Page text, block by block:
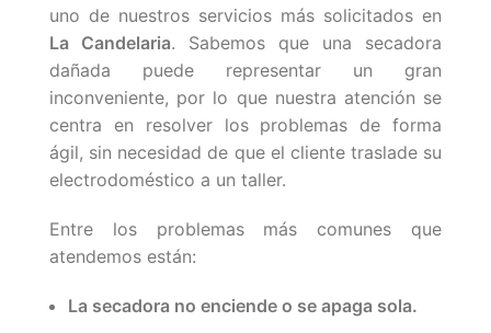
uno de nuestros servicios más solicitados en
La Candelaria. Sabemos que una secadora
dañada puede representar un gran
inconveniente, por lo que nuestra atención se
centra en resolver los problemas de forma
ágil, sin necesidad de que el cliente traslade su
electrodoméstico a un taller.
Entre los problemas más comunes que
atendemos están:
La secadora no enciende o se apaga sola.